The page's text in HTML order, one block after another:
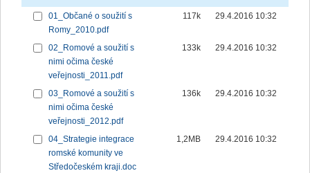
01_Občané o soužití s
Romy_2010.pdf
117k 29.4.2016 10:32
02_Romové a soužití s
nimi očima české
veřejnosti_2011.pdf
133k 29.4.2016 10:32
03_Romové a soužití s
nimi očima české
veřejnosti_2012.pdf
136k 29.4.2016 10:32
04_Strategie integrace
romské komunity ve
Středočeském kraji.doc
1,2MB 29.4.2016 10:32